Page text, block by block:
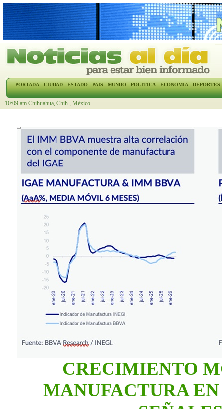
PORTADA CIUDAD ESTADO PAÍS MUNDO POLÍTICA ECONOMÍA DEPORTES
10:09 am Chihuahua, Chih., México
CRECIMIENTO
MANUFACTURA